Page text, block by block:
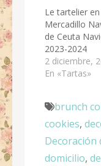
Le tartelier
Mercadillo
de Ceuta
2023-2024
2 diciembre,
En «Tartas»
brunch
cookies,
Decoración
domicilio,